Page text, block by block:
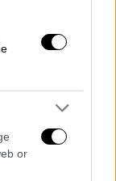
or
διαρκώς
της